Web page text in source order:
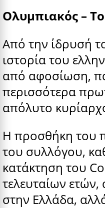
Ολυμπιακός –
Από την ίδρυσή
ιστορία του
από αφοσίωση,
περισσότερα
απόλυτο
Η προσθήκη του
του συλλόγου,
κατάκτηση του
τελευταίων
στην Ελλάδα,